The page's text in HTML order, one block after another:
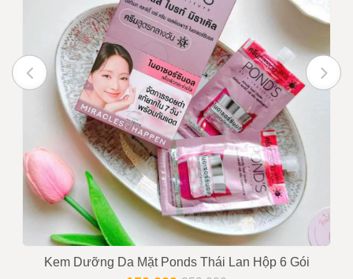
quý khách yêu cầu xuất hóa
đơn
Trạng thái Còn hàng
Tư vấn viên 0916999853 - 0919896393
Kem Dưỡng Da Mặt Ponds Thái Lan Hộp 6 Gói